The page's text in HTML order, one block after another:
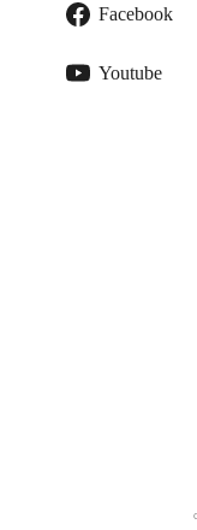
Facebook
Youtube